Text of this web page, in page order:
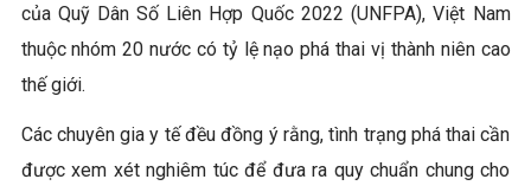
của Quỹ Dân Số Liên Hợp Quốc 2022 (UNFPA), Việt Nam
thuộc nhóm 20 nước có tỷ lệ nạo phá thai vị thành niên cao
thế giới.
Các chuyên gia y tế đều đồng ý rằng, tình trạng phá thai cần
được xem xét nghiêm túc để đưa ra quy chuẩn chung cho